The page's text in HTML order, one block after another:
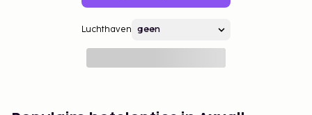
Luchthaven